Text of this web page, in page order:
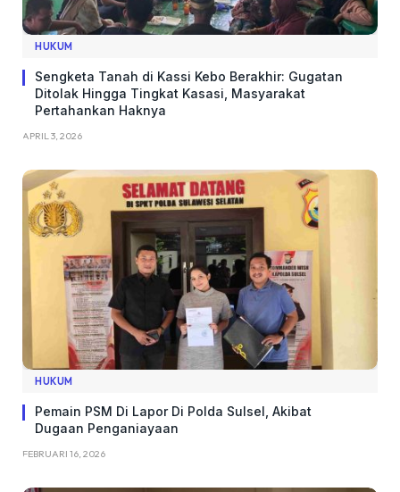
HUKUM
Sengketa Tanah di Kassi Kebo Berakhir: Gugatan
Ditolak Hingga Tingkat Kasasi, Masyarakat
Pertahankan Haknya
APRIL 3, 2026
HUKUM
Pemain PSM Di Lapor Di Polda Sulsel, Akibat
Dugaan Penganiayaan
FEBRUARI 16, 2026